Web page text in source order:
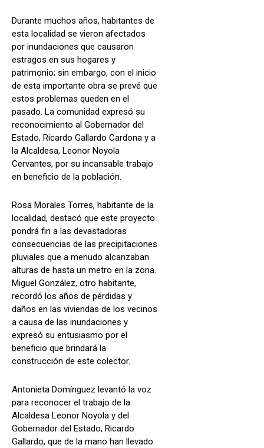
Durante muchos años, habitantes de
esta localidad se vieron afectados
por inundaciones que causaron
estragos en sus hogares y
patrimonio; sin embargo, con el inicio
de esta importante obra se prevé que
estos problemas queden en el
pasado. La comunidad expresó su
reconocimiento al Gobernador del
Estado, Ricardo Gallardo Cardona y a
la Alcaldesa, Leonor Noyola
Cervantes, por su incansable trabajo
en beneficio de la población.
Rosa Morales Torres, habitante de la
localidad, destacó que este proyecto
pondrá fin a las devastadoras
consecuencias de las precipitaciones
pluviales que a menudo alcanzaban
alturas de hasta un metro en la zona.
Miguel González, otro habitante,
recordó los años de pérdidas y
daños en las viviendas de los vecinos
a causa de las inundaciones y
expresó su entusiasmo por el
beneficio que brindará la
construcción de este colector.
Antonieta Domínguez levantó la voz
para reconocer el trabajo de la
Alcaldesa Leonor Noyola y del
Gobernador del Estado, Ricardo
Gallardo, que de la mano han llevado